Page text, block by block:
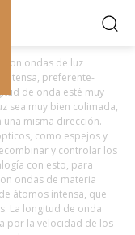
con ondas de luz
intensa, preferente-
de onda esté muy
sea muy bien colimada,
misma dirección.
como espejos y
y controlar los
con esto, para
ondas de materia
átomos intensa, que
La longitud de onda
por la velocidad de los